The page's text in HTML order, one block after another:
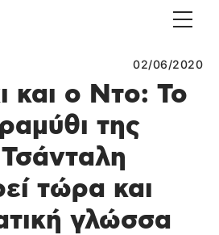
02/06/2020
και ο Ντo: Το
της
τώρα και
γλώσσα